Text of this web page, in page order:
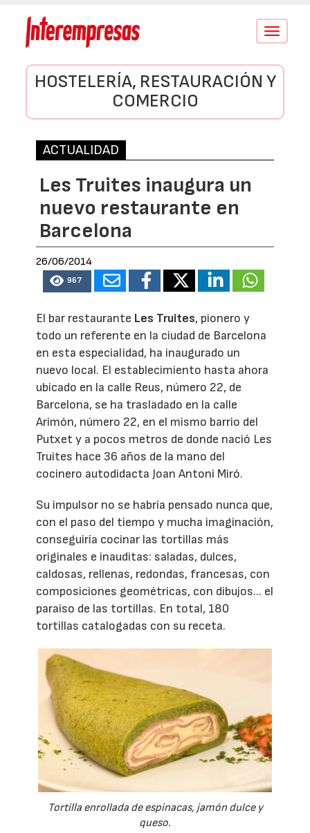
Conmutar
HOSTELERÍA, RESTAURACIÓN Y
COMERCIO
ACTUALIDAD
Les Truites inaugura un
nuevo restaurante en
Barcelona
26/06/2014
967
El bar restaurante Les Truites, pionero y
todo un referente en la ciudad de Barcelona
en esta especialidad, ha inaugurado un
nuevo local. El establecimiento hasta ahora
ubicado en la calle Reus, número 22, de
Barcelona, se ha trasladado en la calle
Arimón, número 22, en el mismo barrio del
Putxet y a pocos metros de donde nació Les
Truites hace 36 años de la mano del
cocinero autodidacta Joan Antoni Miró.
Su impulsor no se habría pensado nunca que,
con el paso del tiempo y mucha imaginación,
conseguiría cocinar las tortillas más
originales e inauditas: saladas, dulces,
caldosas, rellenas, redondas, francesas, con
composiciones geométricas, con dibujos... el
paraíso de las tortillas. En total, 180
tortillas catalogadas con su receta.
Tortilla enrollada de espinacas, jamón dulce y
queso.